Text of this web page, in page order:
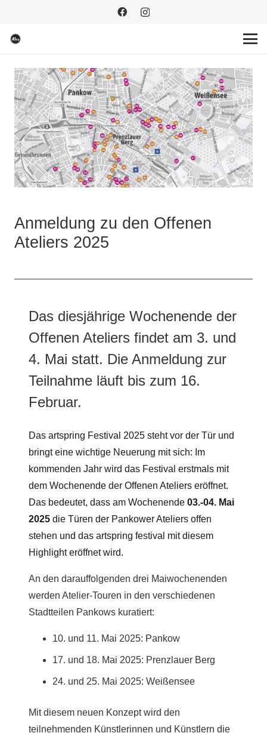
Anmeldung zu den Offenen
Ateliers 2025
Das diesjährige Wochenende der
Offenen Ateliers findet am 3. und
4. Mai statt. Die Anmeldung zur
Teilnahme läuft bis zum 16.
Februar.
Das artspring Festival 2025 steht vor der Tür und
bringt eine wichtige Neuerung mit sich: Im
kommenden Jahr wird das Festival erstmals mit
dem Wochenende der Offenen Ateliers eröffnet.
Das bedeutet, dass am Wochenende 03.-04. Mai
2025 die Türen der Pankower Ateliers offen
stehen und das artspring festival mit diesem
Highlight eröffnet wird.
An den darauffolgenden drei Maiwochenenden
werden Atelier-Touren in den verschiedenen
Stadtteilen Pankows kuratiert:
10. und 11. Mai 2025: Pankow
17. und 18. Mai 2025: Prenzlauer Berg
24. und 25. Mai 2025: Weißensee
Mit diesem neuen Konzept wird den
teilnehmenden Künstlerinnen und Künstlern die